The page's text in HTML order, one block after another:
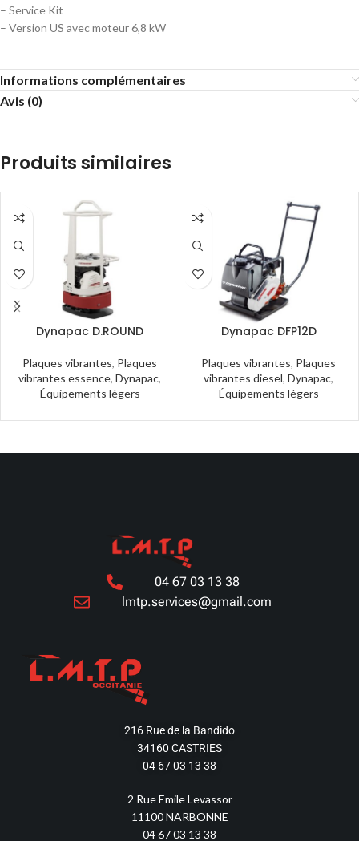
– Service Kit
– Version US avec moteur 6,8 kW
Informations complémentaires
Avis (0)
Produits similaires
Dynapac D.ROUND
Plaques vibrantes, Plaques
vibrantes essence, Dynapac,
Équipements légers
Dynapac DFP12D
Plaques vibrantes, Plaques
vibrantes diesel, Dynapac,
Équipements légers
04 67 03 13 38
lmtp.services@gmail.com
216 Rue de la Bandido
34160 CASTRIES
04 67 03 13 38
2 Rue Emile Levassor
11100 NARBONNE
04 67 03 13 38